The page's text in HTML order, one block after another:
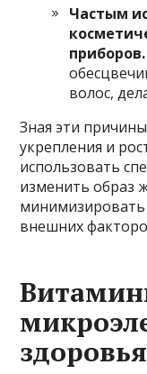
Частым
приборов.
волос,
Зная эти
укрепления и
использовать
изменить образ
минимизировать
внешних